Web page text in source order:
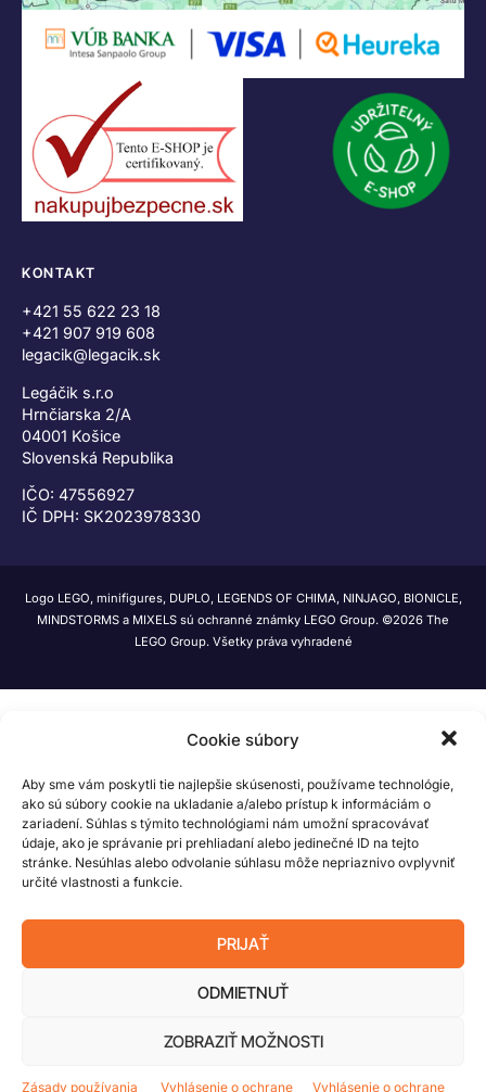
Cookie súbory
Aby sme vám poskytli tie najlepšie skúsenosti, používame technológie,
ako sú súbory cookie na ukladanie a/alebo prístup k informáciám o
zariadení. Súhlas s týmito technológiami nám umožní spracovávať
údaje, ako je správanie pri prehliadaní alebo jedinečné ID na tejto
stránke. Nesúhlas alebo odvolanie súhlasu môže nepriaznivo ovplyvniť
určité vlastnosti a funkcie.
PRIJAŤ
ODMIETNUŤ
ZOBRAZIŤ MOŽNOSTI
Zásady používania Vyhlásenie o ochrane Vyhlásenie o ochrane
KONTAKT
+421 55 622 23 18
+421 907 919 608
legacik@legacik.sk
Legáčik s.r.o
Hrnčiarska 2/A
04001 Košice
Slovenská Republika
IČO: 47556927
IČ DPH: SK2023978330
Logo LEGO, minifigures, DUPLO, LEGENDS OF CHIMA, NINJAGO, BIONICLE,
MINDSTORMS a MIXELS sú ochranné známky LEGO Group. ©2026 The
LEGO Group. Všetky práva vyhradené